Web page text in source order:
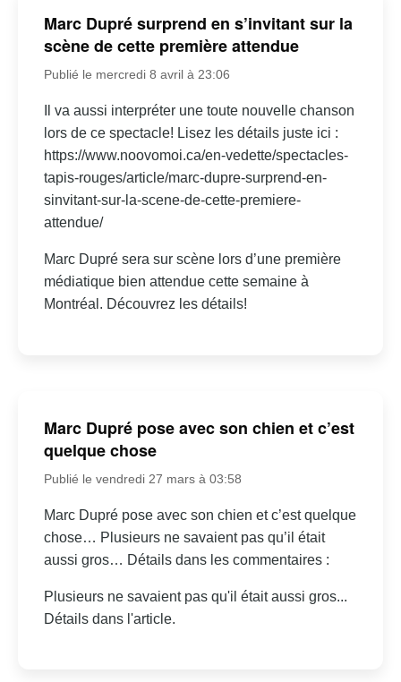
Marc Dupré surprend en s’invitant sur la
scène de cette première attendue
Publié le mercredi 8 avril à 23:06
Il va aussi interpréter une toute nouvelle chanson
lors de ce spectacle! Lisez les détails juste ici :
https://www.noovomoi.ca/en-vedette/spectacles-
tapis-rouges/article/marc-dupre-surprend-en-
sinvitant-sur-la-scene-de-cette-premiere-
attendue/
Marc Dupré sera sur scène lors d’une première
médiatique bien attendue cette semaine à
Montréal. Découvrez les détails!
Marc Dupré pose avec son chien et c’est
quelque chose
Publié le vendredi 27 mars à 03:58
Marc Dupré pose avec son chien et c’est quelque
chose… Plusieurs ne savaient pas qu’il était
aussi gros… Détails dans les commentaires :
Plusieurs ne savaient pas qu'il était aussi gros...
Détails dans l'article.